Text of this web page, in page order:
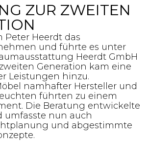
ZUR ZWEITEN
Peter Heerdt das
und führte es unter
Heerdt GmbH
Generation kam eine
Leistungen hinzu.
namhafter Hersteller und
führten zu einem
Die Beratung entwickelte
umfasste nun auch
und abgestimmte